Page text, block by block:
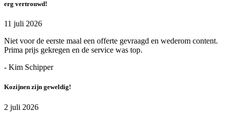
erg vertrouwd!
11 juli 2026
Niet voor de eerste maal een offerte gevraagd en wederom content.
Prima prijs gekregen en de service was top.
- Kim Schipper
Kozijnen zijn geweldig!
2 juli 2026